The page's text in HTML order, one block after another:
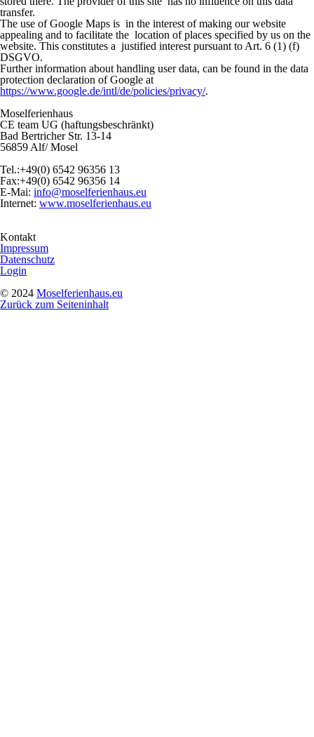
transfer.
The use of Google Maps is in the interest of making our website
appealing and to facilitate the location of places specified by us on the
website. This constitutes a justified interest pursuant to Art. 6 (1) (f)
DSGVO.
Further information about handling user data, can be found in the data
protection declaration of Google at
https://www.google.de/intl/de/policies/privacy/.
Moselferienhaus
CE team UG (haftungsbeschränkt)
Bad Bertricher Str. 13-14
56859 Alf/ Mosel
Tel.:+49(0) 6542 96356 13
Fax:+49(0) 6542 96356 14
E-Mai: info@moselferienhaus.eu
Internet: www.moselferienhaus.eu
Kontakt
Impressum
Datenschutz
Login
© 2024 Moselferienhaus.eu
Zurück zum Seiteninhalt